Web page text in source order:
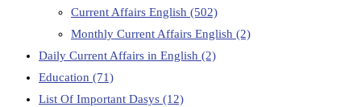
Current Affairs English (502)
Monthly Current Affairs English (2)
Daily Current Affairs in English (2)
Education (71)
List Of Important Dasys (12)